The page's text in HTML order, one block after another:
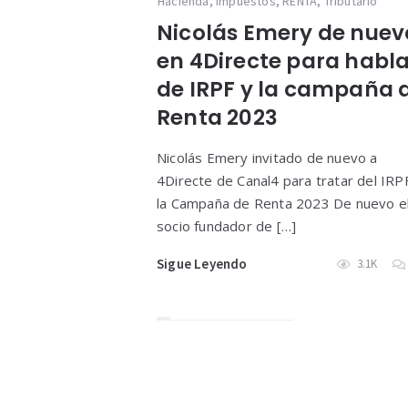
Nicolás Emery de
en 4Directe para
de IRPF y la campaña
Renta 2023
Nicolás Emery invitado de nuevo a
4Directe de Canal4 para tratar del
la Campaña de Renta 2023 De nuevo el
socio fundador de […]
Sigue Leyendo 3.1K